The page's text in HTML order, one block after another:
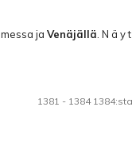
ja Venäjällä . N ä
1381 - 1384